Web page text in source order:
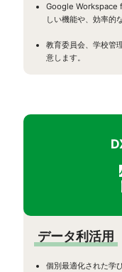
Google Workspace
しい機能や、効率的
教育委員会、学校管
意します。
データ利活用
個別最適化された学